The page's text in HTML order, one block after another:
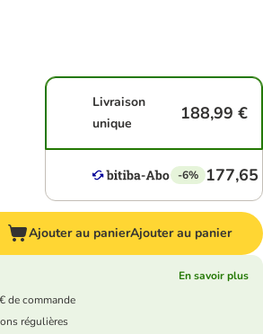
Livraison
unique
188,99 €
-6% 177,65
Ajouter au panierAjouter au panier
En savoir plus
de commande
régulières